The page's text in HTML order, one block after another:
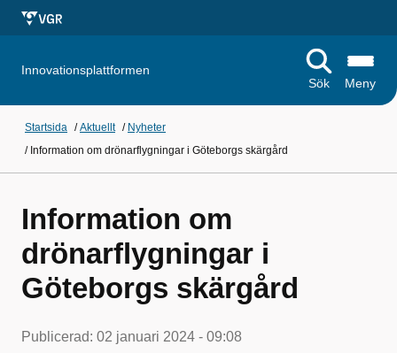
Innovationsplattformen
Sök
Meny
Startsida /Aktuellt / Nyheter
/ Information om drönarflygningar i Göteborgs skärgård
Information om
drönarflygningar i
Göteborgs skärgård
Publicerad: 02 januari 2024 - 09:08